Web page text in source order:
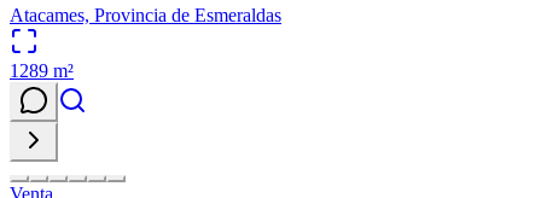
Atacames, Provincia de Esmeraldas
1289 m²
Venta